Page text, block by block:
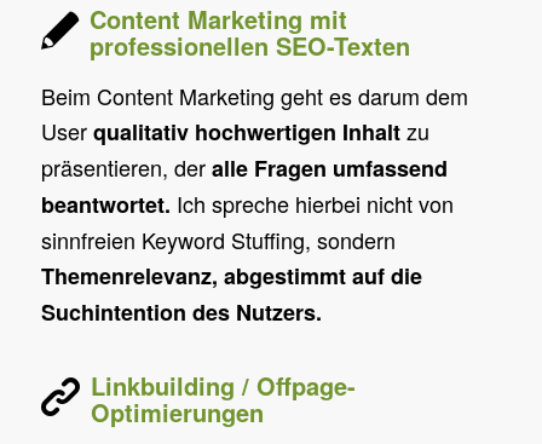
Content Marketing mit
professionellen SEO-Texten
Beim Content Marketing geht es darum dem
Userqualitativ hochwertigen Inhaltzu
präsentieren, deralle Fragen umfassend
beantwortet. Ich spreche hierbei nicht von
sinnfreien Keyword Stuffing, sondern
Themenrelevanz, abgestimmt auf die
Suchintention des Nutzers.
Linkbuilding / Offpage-
Optimierungen